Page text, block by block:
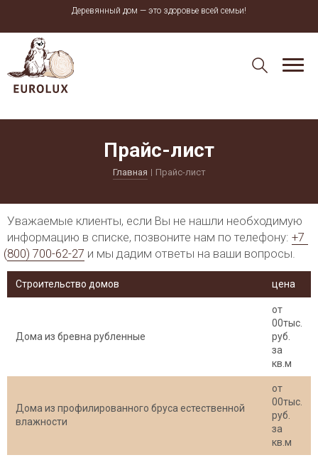
Деревянный дом — это здоровье всей семьи!
Прайс-лист
Главная Прайс-лист
Уважаемые клиенты, если Вы не нашли необходимую
информацию в списке, позвоните нам по телефону: +7
(800) 700-62-27 и мы дадим ответы на ваши вопросы.
Строительство домов цена
Дома из бревна рубленные
от
00тыс.
руб.
за
кв.м
Дома из профилированного бруса естественной
влажности
от
00тыс.
руб.
за
кв.м